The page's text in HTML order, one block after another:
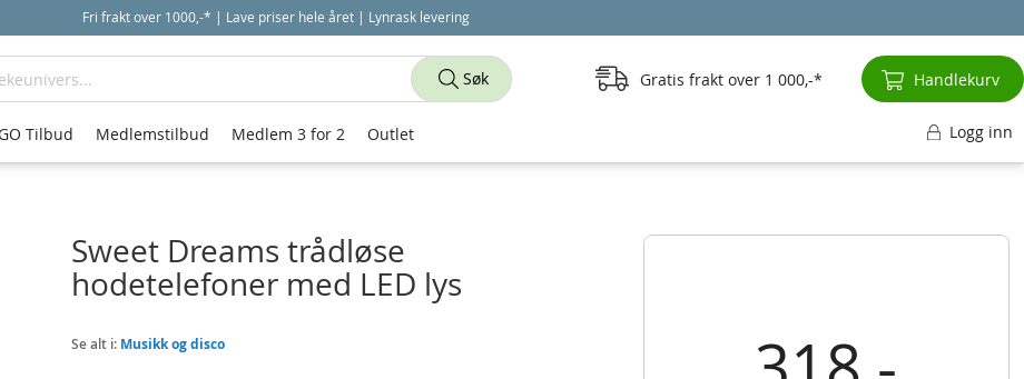
Fri frakt over 1000,-* | Lave priser hele året | Lynrask levering
Sweet Dreams trådløse
hodetelefoner med LED lys
Se alt i: Musikk og disco
Søk Gratis frakt over 1 000,- Handlekurv
Tilbud Medlemstilbud Medlem 3 for 2 Outlet Logg inn